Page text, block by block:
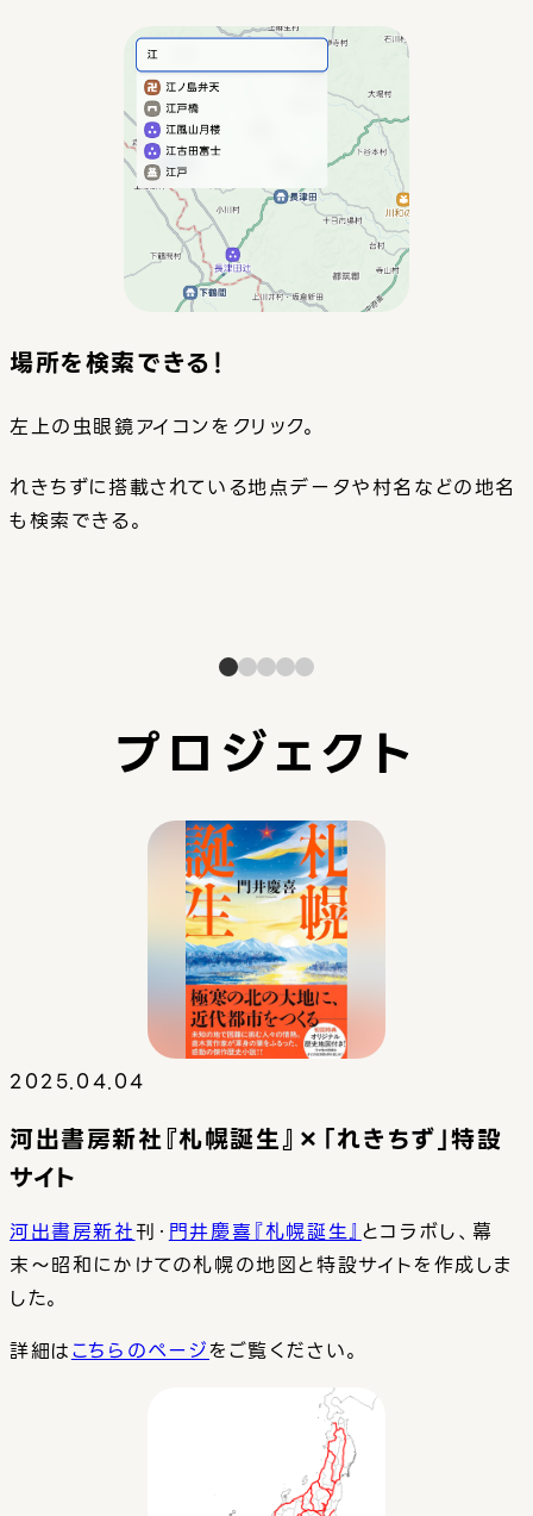
場所を検索できる！
左上の虫眼鏡アイコンをクリック。
れきちずに搭載されている地点データや村名などの地名
も検索できる。
プロジェクト
2025.04.04
河出書房新社『札幌誕生』×「れきちず」特設
サイト
河出書房新社刊・門井慶喜『札幌誕生』とコラボし、幕
末〜昭和にかけての札幌の地図と特設サイトを作成しま
した。
詳細はこちらのページをご覧ください。